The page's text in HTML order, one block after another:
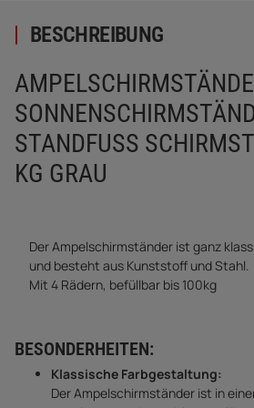
BESCHREIBUNG
STANDFUSS
G GRAU
Der Ampelschirmständer ist ganz
und besteht aus Kunststoff und Stahl.
Mit 4 Rädern, befüllbar bis 100kg
BESONDERHEITEN:
Klassische Farbgestaltung:
Der Ampelschirmständer ist in